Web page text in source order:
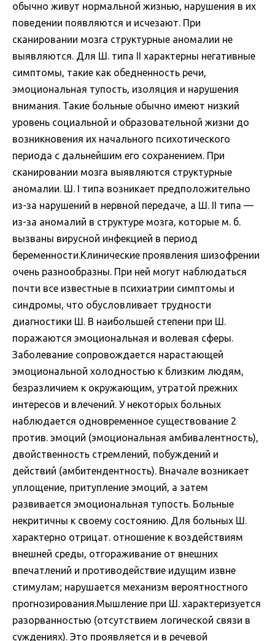
обычно живут нормальной жизнью, нарушения в их
поведении появляются и исчезают. При
сканировании мозга структурные аномалии не
выявляются. Для Ш. типа II характерны негативные
симптомы, такие как обедненность речи,
эмоциональная тупость, изоляция и нарушения
внимания. Такие больные обычно имеют низкий
уровень социальной и образовательной жизни до
возникновения их начального психотического
периода с дальнейшим его сохранением. При
сканировании мозга выявляются структурные
аномалии. Ш. I типа возникает предположительно
из-за нарушений в нервной передаче, а Ш. II типа —
из-за аномалий в структуре мозга, которые м. б.
вызваны вирусной инфекцией в период
беременности.Клинические проявления шизофрении
очень разнообразны. При ней могут наблюдаться
почти все известные в психиатрии симптомы и
синдромы, что обусловливает трудности
диагностики Ш. В наибольшей степени при Ш.
поражаются эмоциональная и волевая сферы.
Заболевание сопровождается нарастающей
эмоциональной холодностью к близким людям,
безразличием к окружающим, утратой прежних
интересов и влечений. У некоторых больных
наблюдается одновременное существование 2
против. эмоций (эмоциональная амбивалентность),
двойственность стремлений, побуждений и
действий (амбитендентность). Вначале возникает
уплощение, притупление эмоций, а затем
развивается эмоциональная тупость. Больные
некритичны к своему состоянию. Для больных Ш.
характерно отрицат. отношение к воздействиям
внешней среды, отгораживание от внешних
впечатлений и противодействие идущим извне
стимулам; нарушается механизм вероятностного
прогнозирования.Мышление при Ш. характеризуется
разорванностью (отсутствием логической связи в
суждениях). Это проявляется и в речевой